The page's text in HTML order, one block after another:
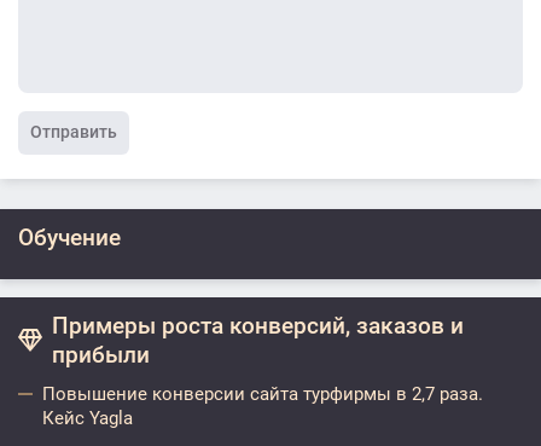
Отправить
Обучение
Примеры роста конверсий, заказов и
прибыли
Повышение конверсии сайта турфирмы в 2,7 раза.
Кейс Yagla